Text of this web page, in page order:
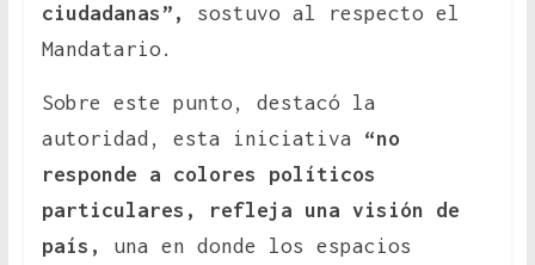
ciudadanas”,
sostuvo al respecto el
Mandatario.
Sobre este punto, destacó la
autoridad, esta iniciativa “no
responde a colores políticos
particulares, refleja una visión de
país, una en donde los espacios